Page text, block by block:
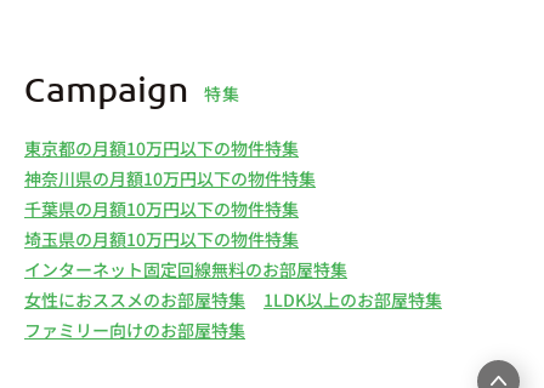
Campaign 特集
東京都の月額10万円以下の物件特集
神奈川県の月額10万円以下の物件特集
千葉県の月額10万円以下の物件特集
埼玉県の月額10万円以下の物件特集
インターネット固定回線無料のお部屋特集
女性におススメのお部屋特集
1LDK以上のお部屋特集
ファミリー向けのお部屋特集